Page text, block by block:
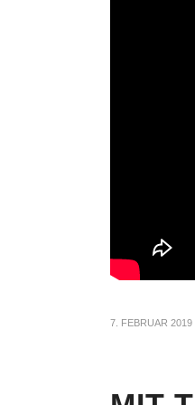
7. FEBRUAR 2019